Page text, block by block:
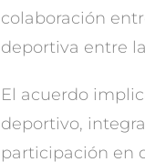
colaboración
deportiva entre
El acuerdo
deportivo,
participación en